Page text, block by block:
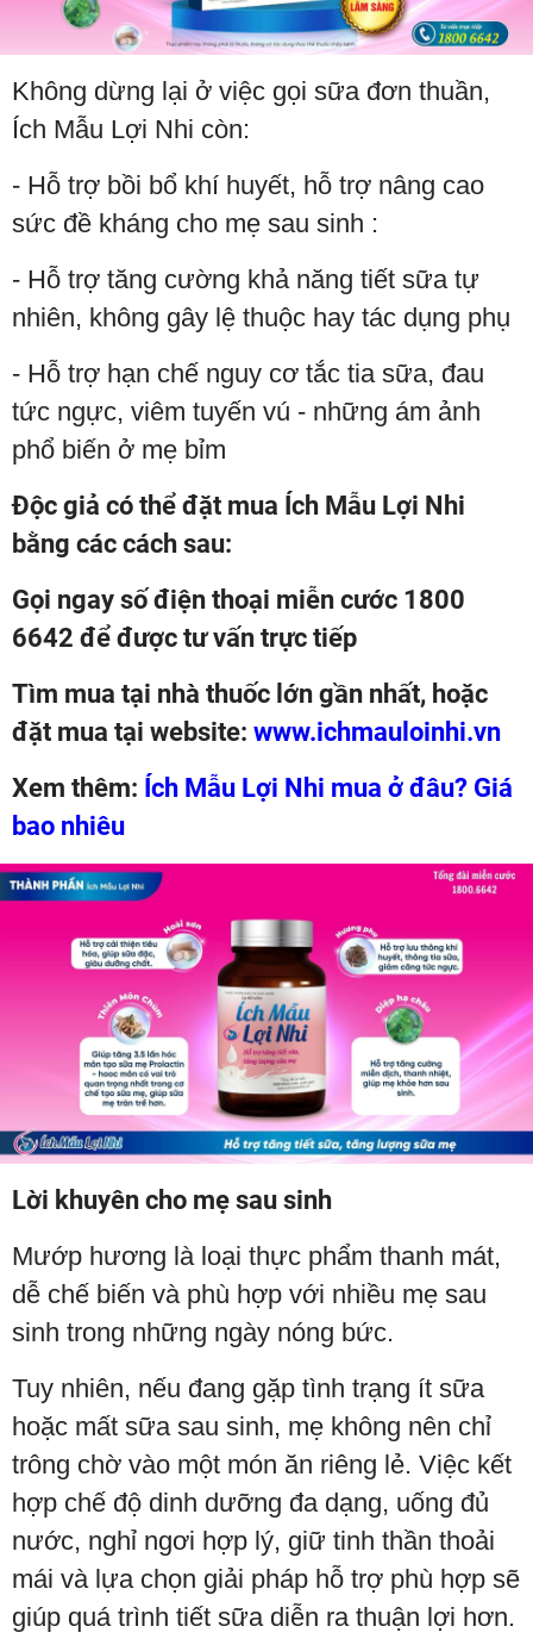
Không dừng lại ở việc gọi sữa đơn thuần,
Ích Mẫu Lợi Nhi còn:
- Hỗ trợ bồi bổ khí huyết, hỗ trợ nâng cao
sức đề kháng cho mẹ sau sinh :
- Hỗ trợ tăng cường khả năng tiết sữa tự
nhiên, không gây lệ thuộc hay tác dụng phụ
- Hỗ trợ hạn chế nguy cơ tắc tia sữa, đau
tức ngực, viêm tuyến vú - những ám ảnh
phổ biến ở mẹ bỉm
Độc giả có thể đặt mua Ích Mẫu Lợi Nhi
bằng các cách sau:
Gọi ngay số điện thoại miễn cước 1800
6642 để được tư vấn trực tiếp
Tìm mua tại nhà thuốc lớn gần nhất, hoặc
đặt mua tại website: www.ichmauloinhi.vn
Xem thêm: Ích Mẫu Lợi Nhi mua ở đâu? Giá
bao nhiêu
Lời khuyên cho mẹ sau sinh
Mướp hương là loại thực phẩm thanh mát,
dễ chế biến và phù hợp với nhiều mẹ sau
sinh trong những ngày nóng bức.
Tuy nhiên, nếu đang gặp tình trạng ít sữa
hoặc mất sữa sau sinh, mẹ không nên chỉ
trông chờ vào một món ăn riêng lẻ. Việc kết
hợp chế độ dinh dưỡng đa dạng, uống đủ
nước, nghỉ ngơi hợp lý, giữ tinh thần thoải
mái và lựa chọn giải pháp hỗ trợ phù hợp sẽ
giúp quá trình tiết sữa diễn ra thuận lợi hơn.